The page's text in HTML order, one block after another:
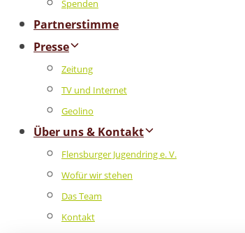
Spenden
Partnerstimme
Presse
Zeitung
TV und Internet
Geolino
Über uns & Kontakt
Flensburger Jugendring e. V.
Wofür wir stehen
Das Team
Kontakt